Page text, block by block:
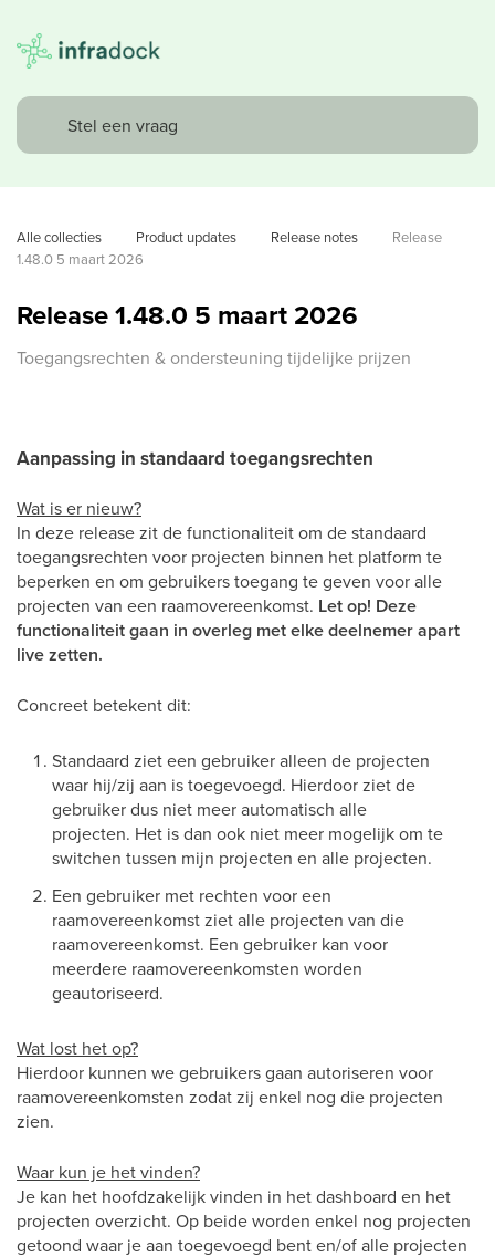
Alle collecties Product updates Release notes
Release
1.48.0 5 maart 2026
Release 1.48.0 5 maart 2026
Toegangsrechten & ondersteuning tijdelijke prijzen
Aanpassing in standaard toegangsrechten
Wat is er nieuw?
In deze release zit de functionaliteit om de standaard
toegangsrechten voor projecten binnen het platform te
beperken en om gebruikers toegang te geven voor alle
projecten van een raamovereenkomst. Let op! Deze
functionaliteit gaan in overleg met elke deelnemer apart
live zetten.
Concreet betekent dit:
Standaard ziet een gebruiker alleen de projecten
waar hij/zij aan is toegevoegd. Hierdoor ziet de
gebruiker dus niet meer automatisch alle
projecten. Het is dan ook niet meer mogelijk om te
switchen tussen mijn projecten en alle projecten.
Een gebruiker met rechten voor een
raamovereenkomst ziet alle projecten van die
raamovereenkomst. Een gebruiker kan voor
meerdere raamovereenkomsten worden
geautoriseerd.
Wat lost het op?
Hierdoor kunnen we gebruikers gaan autoriseren voor
raamovereenkomsten zodat zij enkel nog die projecten
zien.
Waar kun je het vinden?
Je kan het hoofdzakelijk vinden in het dashboard en het
projecten overzicht. Op beide worden enkel nog projecten
getoond waar je aan toegevoegd bent en/of alle projecten